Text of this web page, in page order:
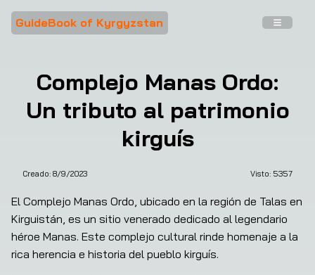
GuideBook of Kyrgyzstan
Complejo Manas Ordo:
Un tributo al patrimonio
kirguís
Creado: 8/9/2023 Visto: 5357
El Complejo Manas Ordo, ubicado en la región de Talas en
Kirguistán, es un sitio venerado dedicado al legendario
héroe Manas. Este complejo cultural rinde homenaje a la
rica herencia e historia del pueblo kirguís.